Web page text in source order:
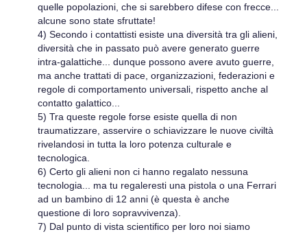
quelle popolazioni, che si sarebbero difese con frecce...
alcune sono state sfruttate!
4) Secondo i contattisti esiste una diversità tra gli alieni,
diversità che in passato può avere generato guerre
intra-galattiche... dunque possono avere avuto guerre,
ma anche trattati di pace, organizzazioni, federazioni e
regole di comportamento universali, rispetto anche al
contatto galattico...
5) Tra queste regole forse esiste quella di non
traumatizzare, asservire o schiavizzare le nuove civiltà
rivelandosi in tutta la loro potenza culturale e
tecnologica.
6) Certo gli alieni non ci hanno regalato nessuna
tecnologia... ma tu regaleresti una pistola o una Ferrari
ad un bambino di 12 anni (è questa è anche
questione di loro sopravvivenza).
7) Dal punto di vista scientifico per loro noi siamo